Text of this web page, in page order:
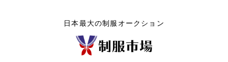
日本最大の制服オークション